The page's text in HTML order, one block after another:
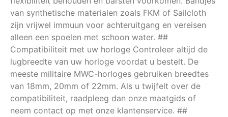
van synthetische materialen zoals FKM of Sailcloth
zijn vrijwel immuun voor achteruitgang en vereisen
alleen een spoelen met schoon water. ##
Compatibiliteit met uw horloge Controleer altijd de
lugbreedte van uw horloge voordat u bestelt. De
meeste militaire MWC-horloges gebruiken breedtes
van 18mm, 20mm of 22mm. Als u twijfelt over de
compatibiliteit, raadpleeg dan onze maatgids of
neem contact op met onze klantenservice. ##